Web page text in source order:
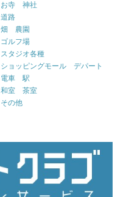
お寺 神社
道路
畑 農園
ゴルフ場
スタジオ各種
ショッピングモール デパート
電車 駅
和室 茶室
その他